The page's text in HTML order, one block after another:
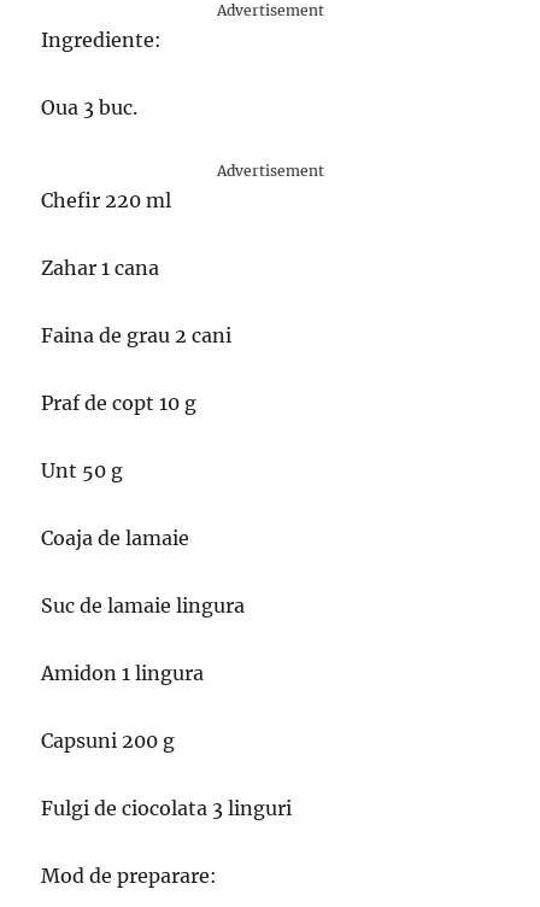
Advertisement
Ingrediente:
Oua 3 buc.
Advertisement
Chefir 220 ml
Zahar 1 cana
Faina de grau 2 cani
Praf de copt 10 g
Unt 50 g
Coaja de lamaie
Suc de lamaie lingura
Amidon 1 lingura
Capsuni 200 g
Fulgi de ciocolata 3 linguri
Mod de preparare: